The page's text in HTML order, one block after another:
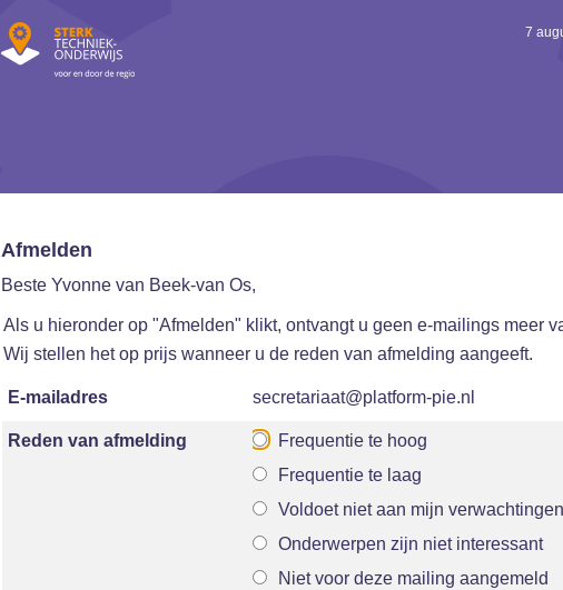
7
Afmelden
Beste Yvonne van Beek-van Os,
Als u hieronder op "Afmelden" klikt, ontvangt u geen e-mailings meer
Wij stellen het op prijs wanneer u de reden van afmelding aangeeft.
E-mailadres secretariaat@platform-pie.nl
Reden van afmelding
Frequentie te hoog
Frequentie te laag
Voldoet niet aan mijn verwachtingen
Onderwerpen zijn niet interessant
Niet voor deze mailing aangemeld